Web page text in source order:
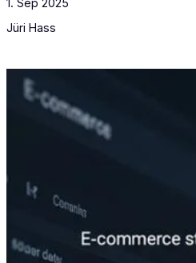
1. Sep 2025
Jüri Hass